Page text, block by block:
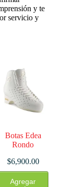
y te
servicio y
Botas Edea
Rondo
$6,900.00
Agregar
Este
producto